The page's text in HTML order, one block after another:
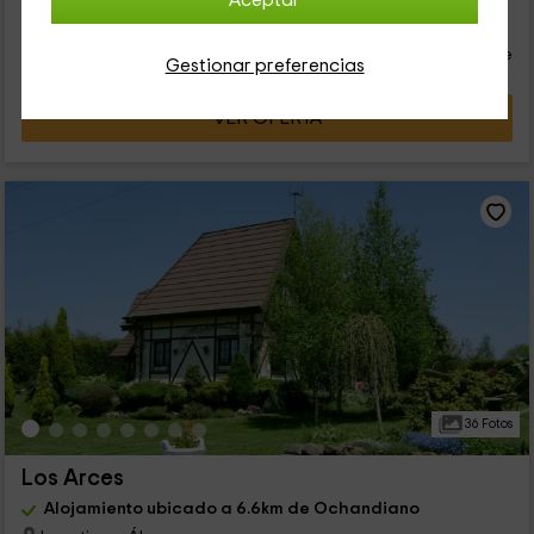
Gestionar preferencias
Cancelación 7 días antes
45
persona y noche
VER OFERTA
36 Fotos
Los Arces
Alojamiento ubicado a 6.6km de Ochandiano